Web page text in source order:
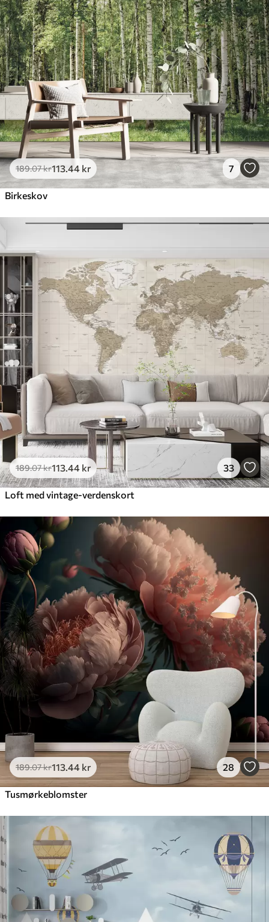
189.07kr113 .44 kr 7
Birkeskov
189.07kr113 .44 kr 33
Loft med vintage-verdenskort
189.07kr113 .44 kr 28
Tusmørkeblomster